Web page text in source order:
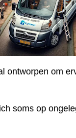
ontworpen om
soms op